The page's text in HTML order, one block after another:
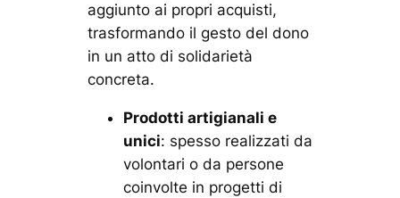
aggiunto ai propri acquisti,
trasformando il gesto del dono
in un atto di solidarietà
concreta.
Prodotti artigianali e
unici: spesso realizzati da
volontari o da persone
coinvolte in progetti di